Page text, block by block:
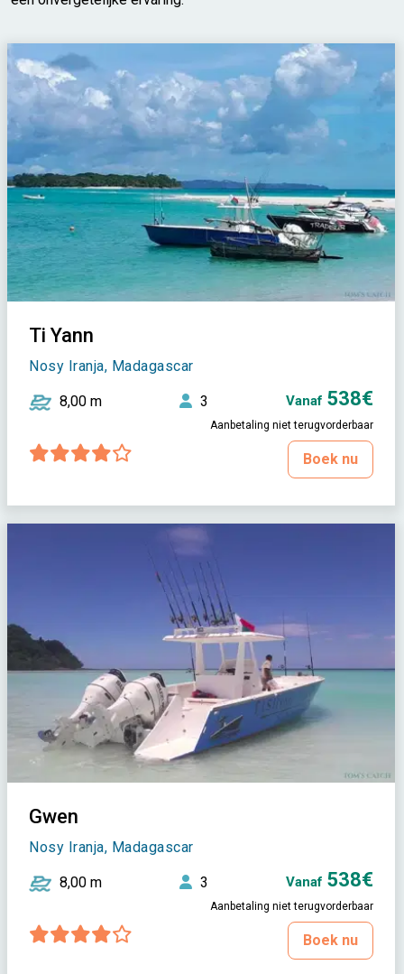
Ti Yann
Nosy Iranja, Madagascar
8,00 m 3 Vanaf 538€
Aanbetaling niet terugvorderbaar
Boek nu
Gwen
Nosy Iranja, Madagascar
8,00 m 3 Vanaf 538€
Aanbetaling niet terugvorderbaar
Boek nu